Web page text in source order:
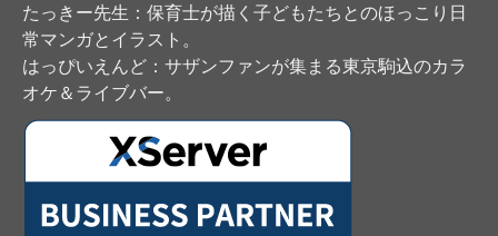
たっきー先生 ：保育士が描く子どもたちとのほっこり日
常マンガとイラスト。
はっぴいえんど ：サザンファンが集まる東京駒込のカラ
オケ＆ライブバー。